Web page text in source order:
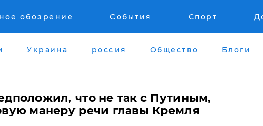
обозрение События Спорт
Украина россия Общество Блоги
что не так с Путиным,
манеру речи главы Кремля